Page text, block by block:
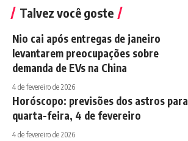
Talvez você goste
Nio cai após entregas de janeiro
levantarem preocupações sobre
demanda de EVs na China
4 de fevereiro de 2026
Horóscopo: previsões dos astros para
quarta-feira, 4 de fevereiro
4 de fevereiro de 2026